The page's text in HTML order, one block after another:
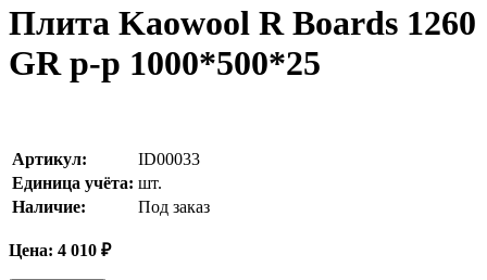
Плита Kaowool R Boards 1260
GR p-p 1000*500*25
Артикул:
ID00033
Единица учёта: шт.
Наличие:
Под заказ
Цена: 4 010 ₽